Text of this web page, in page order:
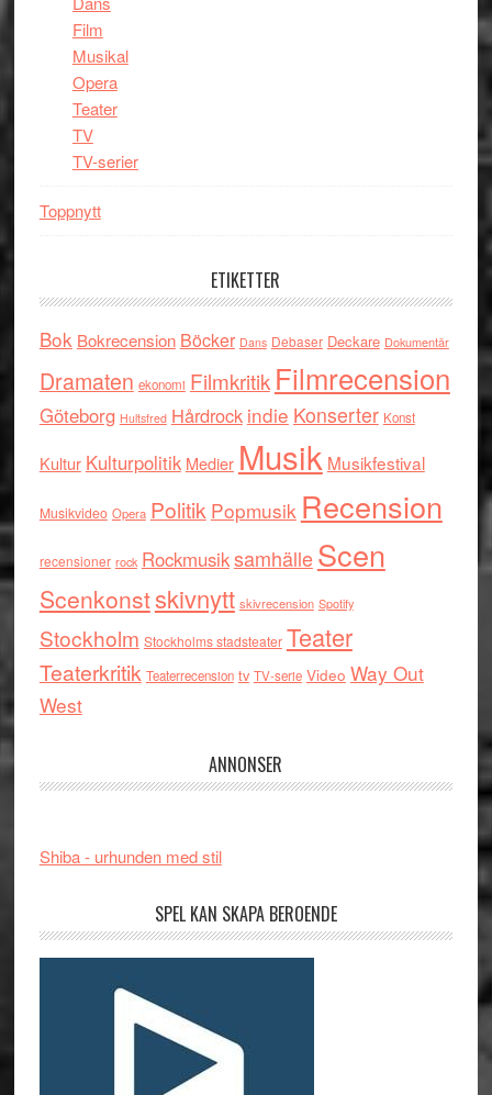
Film
Musikal
Opera
Teater
TV
TV-serier
Toppnytt
ETIKETTER
Bok Bokrecension Böcker Dans Debaser Deckare Dokumentär
Dramaten ekonomi Filmkritik Filmrecension
Göteborg Hultsfred Hårdrock indie Konserter Konst
Kultur Kulturpolitik Medier Musik Musikfestival
Musikvideo Opera Politik Popmusik Recension
recensioner rock RockmusiksamhälleScen
Scenkonstskivnytt skivrecension Spotify
Stockholm Stockholms stadsteater Teater
Teaterkritik Teaterrecension tv TV-serie Video Way Out
West
ANNONSER
Shiba - urhunden med stil
SPEL KAN SKAPA BEROENDE